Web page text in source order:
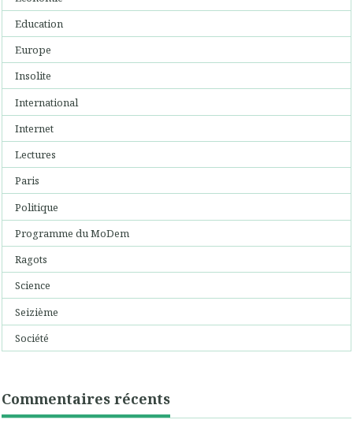
Education
Europe
Insolite
International
Internet
Lectures
Paris
Politique
Programme du MoDem
Ragots
Science
Seizième
Société
Commentaires récents